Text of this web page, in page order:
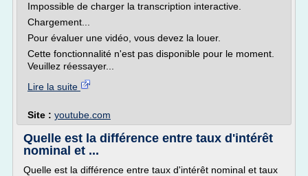
Impossible de charger la transcription interactive.
Chargement...
Pour évaluer une vidéo, vous devez la louer.
Cette fonctionnalité n'est pas disponible pour le moment.
Veuillez réessayer...
Lire la suite
Site : youtube.com
Quelle est la différence entre taux d'intérêt
nominal et ...
Quelle est la différence entre taux d'intérêt nominal et taux